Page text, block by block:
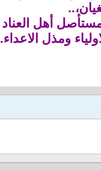
مستأصل أهل العناد
ومذل الاعداء.